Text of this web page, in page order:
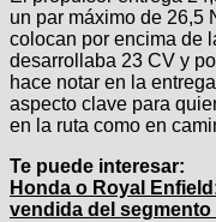
un par máximo de 26,5
colocan por encima de
desarrollaba 23 CV y
hace notar en la
aspecto clave para
en la ruta como en
Te puede interesar:
Honda o Royal
vendida del segmento